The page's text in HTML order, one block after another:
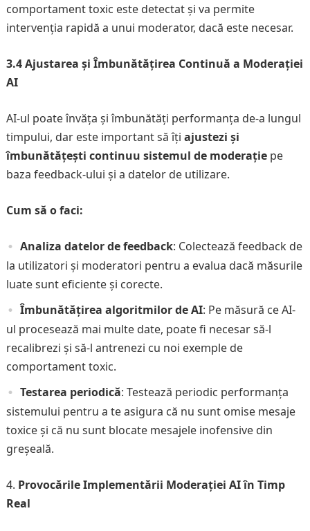
comportament toxic este detectat și va permite
intervenția rapidă a unui moderator, dacă este necesar.
3.4 Ajustarea și Îmbunătățirea Continuă a Moderației
AI
AI-ul poate învăța și îmbunătăți performanța de-a lungul
timpului, dar este important să îți ajustezi și
îmbunătățești continuu sistemul de moderațiepe
baza feedback-ului și a datelor de utilizare.
Cum să o faci:
Analiza datelor de feedback: Colectează feedback de
la utilizatori și moderatori pentru a evalua dacă măsurile
luate sunt eficiente și corecte.
Îmbunătățirea algoritmilor de AI: Pe măsură ce AI-
ul procesează mai multe date, poate fi necesar să-l
recalibrezi și să-l antrenezi cu noi exemple de
comportament toxic.
Testarea periodică: Testează periodic performanța
sistemului pentru a te asigura că nu sunt omise mesaje
toxice și că nu sunt blocate mesajele inofensive din
greșeală.
Provocările Implementării Moderației AI în Timp
Real